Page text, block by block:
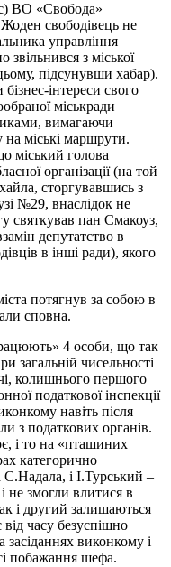
ВО «Свобода»
свободівець не
управління
з міської
підсунувши хабар).
інтереси свого
міськради
вимагаючи
міські маршрути.
міський голова
організації (на той
сторгувавшись з
№29, внаслідок не
святкував пан Смакоуз,
депутатство в
в інші ради), якого
потягнув за собою в
сповна.
4 особи, що так
загальній чисельності
колишнього першого
податкової інспекції
навіть після
з податкових органів.
і то на «пташиних
категорично
і І.Турський –
не змогли влитися в
і другий залишаються
від часу безуспішно
виконкому і
побажання шефа.